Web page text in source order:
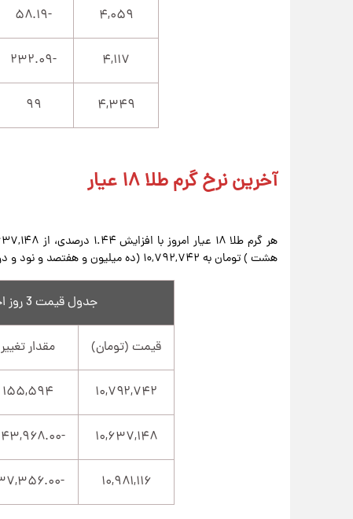
۴,۰۵۹ -۵۸.۱۹
۴,۱۱۷ -۲۳۲.۰۹
۴,۳۴۹ ۹۹
آخرین نرخ گرم طلا ۱۸ عیار
هشت ) تومان به ۱۰,۷۹۲,۷۴۲ (ده میلیون و هفتصد و نود و دو هزار و هفتصد و چهل و دو ) تومان رسید.
جدول قیمت 3 روز اخیر هر گرم طلا ۱۸ عیار
قیمت (تومان) مقدار تغییر
۱۰,۷۹۲,۷۴۲ ۱۵۵,۵۹۴
۱۰,۶۳۷,۱۴۸ -۳۴۳,۹۶۸.۰۰
۱۰,۹۸۱,۱۱۶ -۱۳۷,۳۵۶.۰۰